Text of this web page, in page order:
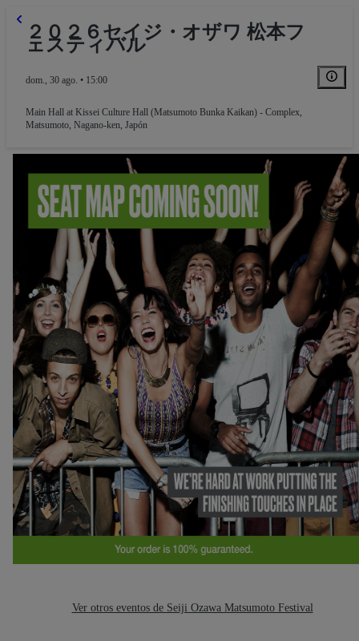
２０２６セイジ・オザワ 松本フ
ェスティバル
dom., 30 ago. • 15:00
Main Hall at Kissei Culture Hall (Matsumoto Bunka Kaikan) - Complex,
Matsumoto, Nagano-ken, Japón
Ver otros eventos de Seiji Ozawa Matsumoto Festival